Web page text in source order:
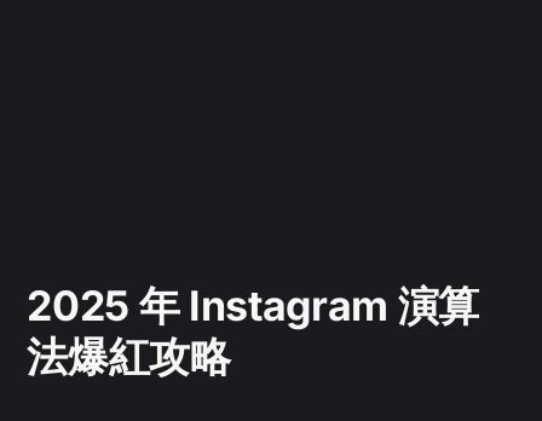
2025 年 Instagram 演算
法爆紅攻略